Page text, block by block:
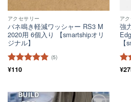
アクセサリー
バネ鳴き軽減ワッシャー RS3 M
2020用 6個入り 【smartshipオリ
ジナル】
5段階中
(5)
¥110
ア
強
5
¥